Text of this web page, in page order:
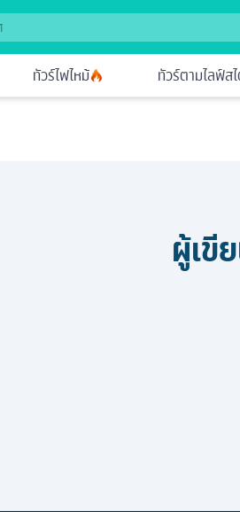
ทัวร์ไฟไหม้ ทัวร์ตามไลฟ์ส
ผู้เขี